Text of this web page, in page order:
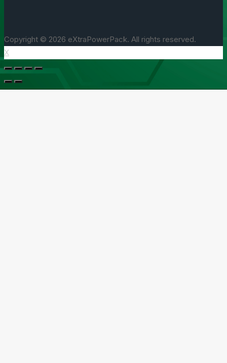
Copyright © 2026 eXtraPowerPack. All rights reserved.
X